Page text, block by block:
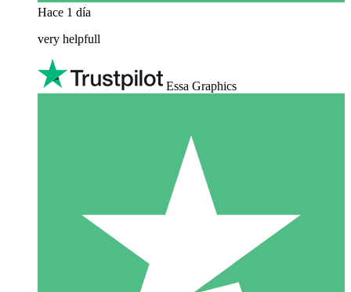
Hace 1 día
very helpfull
Essa Graphics